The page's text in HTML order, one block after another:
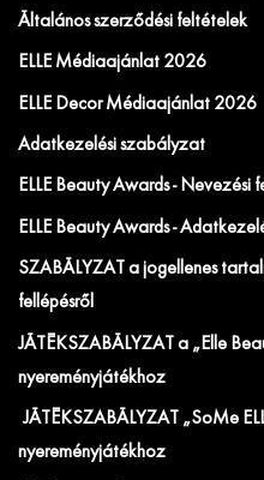
Általános szerződési feltételek
ELLE Médiaajánlat 2026
ELLE Decor Médiaajánlat 2026
Adatkezelési szabályzat
ELLE Beauty Awards - Nevezési
ELLE Beauty Awards -
SZABÁLYZAT a jogellenes
fellépésről
JÁTÉKSZABÁLYZAT a „Elle
nyereményjátékhoz
JÁTÉKSZABÁLYZAT „SoMe
nyereményjátékhoz